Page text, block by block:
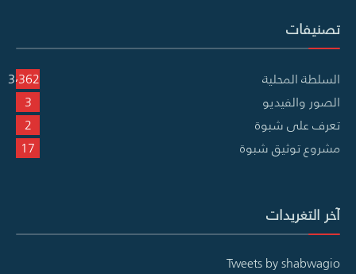
تصنيفات
السلطة المحلية
3٬362
الصور والفيديو
3
تعرف على شبوة
2
مشروع توثيق شبوة
17
آخر التغريدات
Tweets by shabwagio